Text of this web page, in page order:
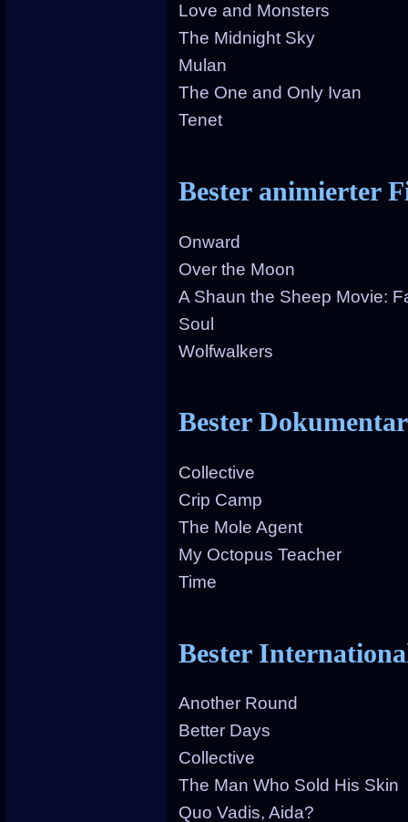
Love and Monsters
The Midnight Sky
Mulan
The One and Only Ivan
Tenet
Bester animierter
Onward
Over the Moon
A Shaun the Sheep Movie:
Soul
Wolfwalkers
Bester
Collective
Crip Camp
The Mole Agent
My Octopus Teacher
Time
Bester
Another Round
Better Days
Collective
The Man Who Sold His Skin
Quo Vadis, Aida?